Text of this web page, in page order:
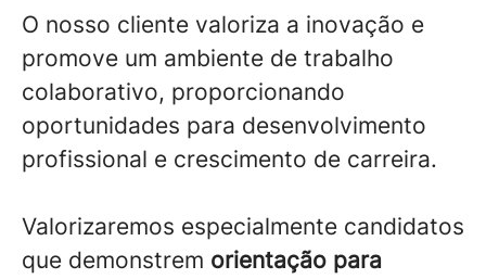
O nosso cliente valoriza a inovação e
promove um ambiente de trabalho
colaborativo, proporcionando
oportunidades para desenvolvimento
profissional e crescimento de carreira.
Valorizaremos especialmente candidatos
que demonstrem orientação para